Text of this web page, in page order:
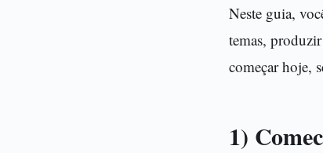
Neste guia,
temas,
começar hoje,
1)